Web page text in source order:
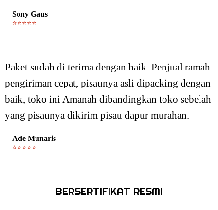
Sony Gaus
⭐⭐⭐⭐⭐
Paket sudah di terima dengan baik. Penjual ramah
pengiriman cepat, pisaunya asli dipacking dengan
baik, toko ini Amanah dibandingkan toko sebelah
yang pisaunya dikirim pisau dapur murahan.
Ade Munaris
⭐⭐⭐⭐⭐
BERSERTIFIKAT RESMI